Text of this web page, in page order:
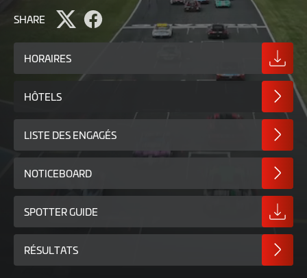
SHARE
Share
Twitter
Share
page
HORAIRES
HÔTELS
LISTE DES ENGAGÉS
NOTICEBOARD
SPOTTER GUIDE
RÉSULTATS